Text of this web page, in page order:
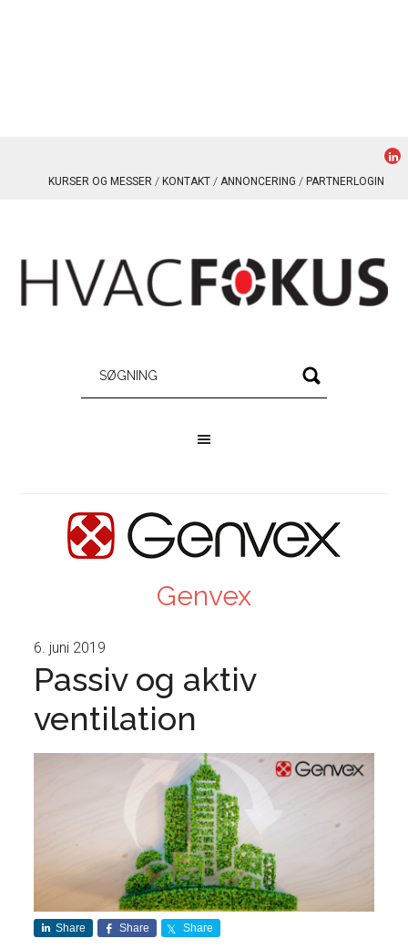
KURSER OG MESSER KONTAKT ANNONCERING PARTNERLOGIN
Genvex
6. juni 2019
Passiv og aktiv
ventilation
Share Share Share